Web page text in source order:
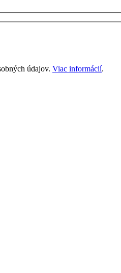
údajov. Viac informácií.